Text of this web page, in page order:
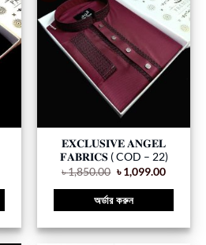
𝐄𝐗𝐂𝐋𝐔𝐒𝐈𝐕𝐄 𝐀𝐍𝐆𝐄𝐋
𝐅𝐀𝐁𝐑𝐈𝐂𝐒 ( COD – 22)
৳1,850.00 ৳1,099.00
অর্ডার করুন